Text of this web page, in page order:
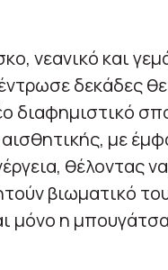
νεανικό και
δεκάδες
διαφημιστικό
με
θέλοντας
βιωματικό
μόνο η